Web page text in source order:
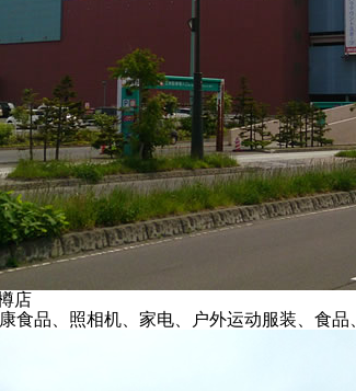
店
食品、照相机、家电、户外运动服装、食